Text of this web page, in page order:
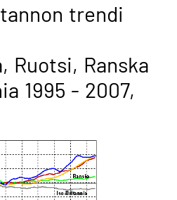
trendi
Ruotsi, Ranska
1995 - 2007,